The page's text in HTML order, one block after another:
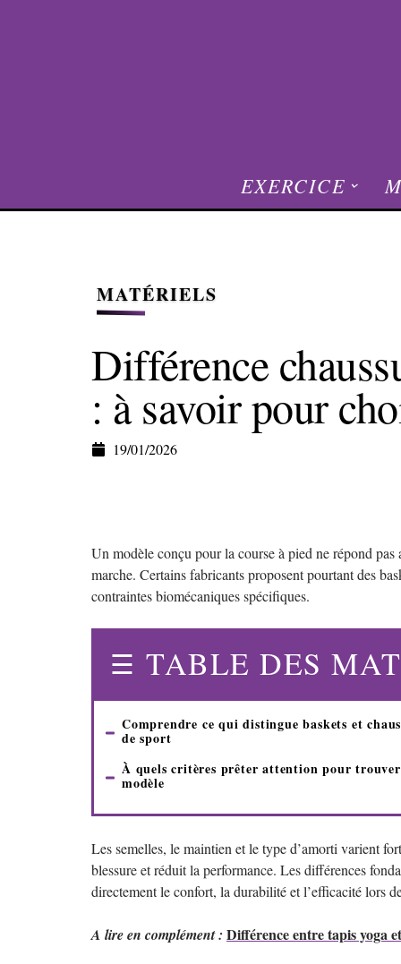
EXERCICE
MATÉRIELS
Différence
: à savoir pour
19/01/2026
Un modèle conçu pour la course à pied ne répond pas
marche. Certains fabricants proposent pourtant des
contraintes biomécaniques spécifiques.
TABLE DES
Comprendre ce qui distingue baskets et
de sport
À quels critères prêter attention pour
modèle
Les semelles, le maintien et le type d’amorti varient
blessure et réduit la performance. Les différences
directement le confort, la durabilité et l’efficacité lors
A lire en complément : Différence entre tapis yoga